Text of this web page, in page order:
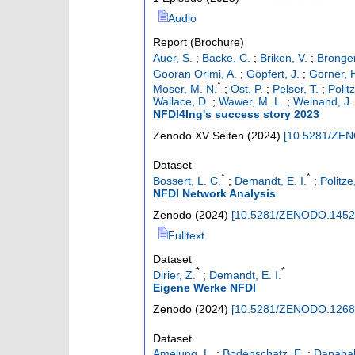
Audio
Report (Brochure)
Auer, S. ; Backe, C. ; Briken, V. ;
Gooran Orimi, A. ; Göpfert, J. ; Görner,
Moser, M. N.* ; Ost, P. ; Pelser, T. ;
Wallace, D. ; Wawer, M. L. ; Weinand, J.
NFDI4Ing's success story 2023
Zenodo XV Seiten (2024) [10.5281/
Dataset
Bossert, L. C. * ; Demandt, E. I. * ;
NFDI Network Analysis
Zenodo (2024) [10.5281/
Fulltext
Dataset
Dirier, Z. * ; Demandt, E. I. *
Eigene Werke NFDI
Zenodo (2024) [10.5281/
Dataset